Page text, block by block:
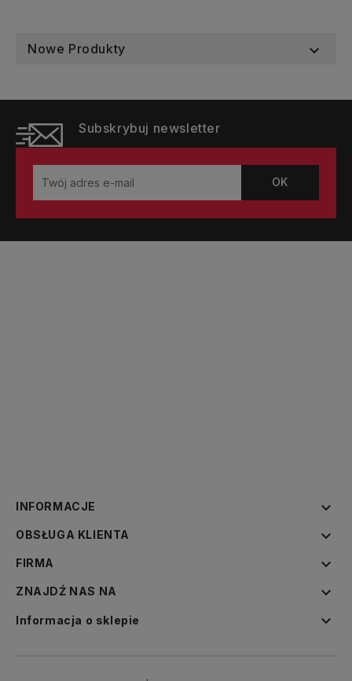
Nowe Produkty 
Subskrybuj newsletter
INFORMACJE 
OBSŁUGA KLIENTA 
FIRMA 
ZNAJDŹ NAS NA 
Informacja o sklepie 